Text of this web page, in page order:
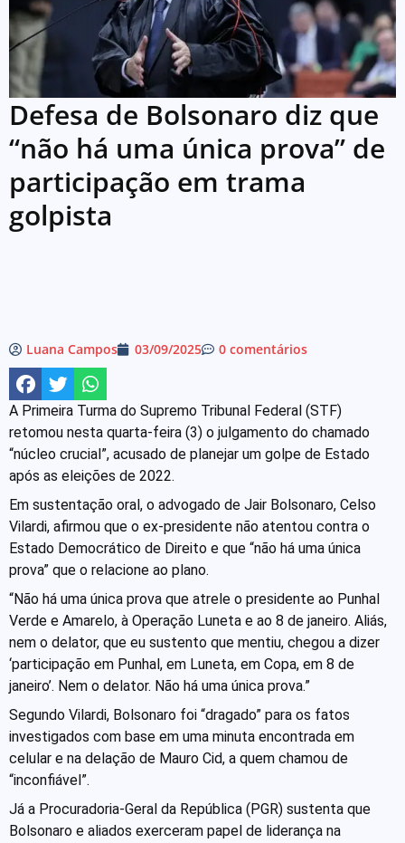
Defesa de Bolsonaro diz que
“não há uma única prova” de
participação em trama
golpista
Luana Campos 03/09/2025 0 comentários
A Primeira Turma do Supremo Tribunal Federal (STF)
retomou nesta quarta-feira (3) o julgamento do chamado
“núcleo crucial”, acusado de planejar um golpe de Estado
após as eleições de 2022.
Em sustentação oral, o advogado de Jair Bolsonaro, Celso
Vilardi, afirmou que o ex-presidente não atentou contra o
Estado Democrático de Direito e que “não há uma única
prova” que o relacione ao plano.
“Não há uma única prova que atrele o presidente ao Punhal
Verde e Amarelo, à Operação Luneta e ao 8 de janeiro. Aliás,
nem o delator, que eu sustento que mentiu, chegou a dizer
‘participação em Punhal, em Luneta, em Copa, em 8 de
janeiro’. Nem o delator. Não há uma única prova.”
Segundo Vilardi, Bolsonaro foi “dragado” para os fatos
investigados com base em uma minuta encontrada em
celular e na delação de Mauro Cid, a quem chamou de
“inconfiável”.
Já a Procuradoria-Geral da República (PGR) sustenta que
Bolsonaro e aliados exerceram papel de liderança na